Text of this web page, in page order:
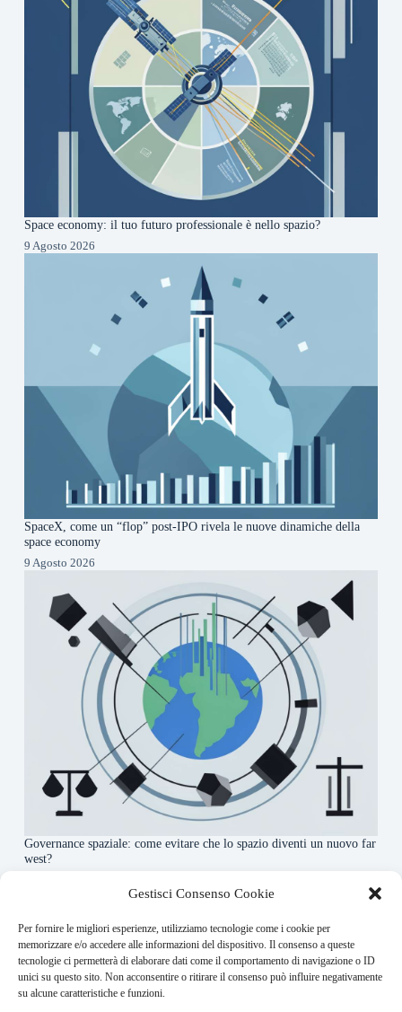
Gestisci Consenso Cookie
Per fornire le migliori esperienze, utilizziamo tecnologie come i cookie per
memorizzare e/o accedere alle informazioni del dispositivo. Il consenso a queste
tecnologie ci permetterà di elaborare dati come il comportamento di navigazione o ID
unici su questo sito. Non acconsentire o ritirare il consenso può influire negativamente
su alcune caratteristiche e funzioni.
Space economy: il tuo futuro professionale è nello spazio?
9 Agosto 2026
SpaceX, come un “flop” post-IPO rivela le nuove dinamiche della
space economy
9 Agosto 2026
Governance spaziale: come evitare che lo spazio diventi un nuovo far
west?
About this website
Orbitare ogni giorno trova per te le notizie più rilevanti in
ambito space economy.